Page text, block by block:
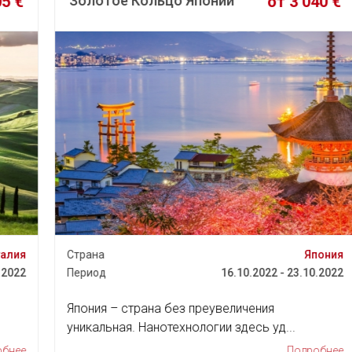
Страна
Армения
Период
17.09.2022 - 22.09.2022
Армения – яркая, колоритная страна с древней
и самобытной историей ...